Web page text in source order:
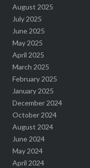
August 2025
July 2025
June 2025
May 2025
April 2025
March 2025
February 2025
January 2025
December 2024
October 2024
August 2024
June 2024
May 2024
April 2024